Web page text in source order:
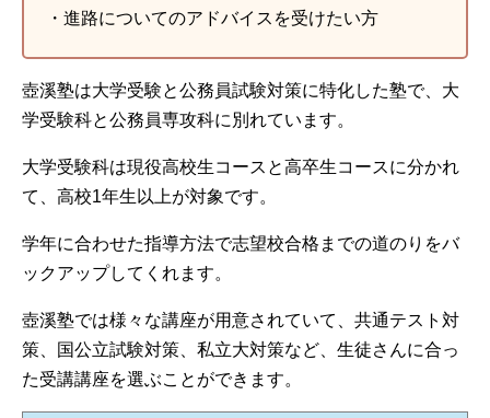
・進路についてのアドバイスを受けたい方
壺溪塾は大学受験と公務員試験対策に特化した塾で、大
学受験科と公務員専攻科に別れています。
大学受験科は現役高校生コースと高卒生コースに分かれ
て、高校1年生以上が対象です。
学年に合わせた指導方法で志望校合格までの道のりをバ
ックアップしてくれます。
壺溪塾では様々な講座が用意されていて、共通テスト対
策、国公立試験対策、私立大対策など、生徒さんに合っ
た受講講座を選ぶことができます。